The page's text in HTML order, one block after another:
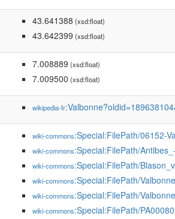
43.641388 (xsd:float)
43.642399 (xsd:float)
7.008889 (xsd:float)
7.009500 (xsd:float)
wikipedia-fr
wiki-commons:Special:FilePath/06152-
wiki-commons:Special:FilePath/
wiki-commons:Special:FilePath/
wiki-commons:Special:FilePath/
wiki-commons:Special:FilePath/
wiki-commons:Special:FilePath/